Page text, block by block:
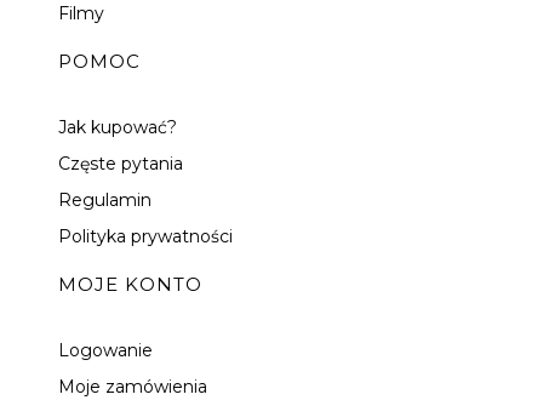
Filmy
POMOC
Jak kupować?
Częste pytania
Regulamin
Polityka prywatności
MOJE KONTO
Logowanie
Moje zamówienia